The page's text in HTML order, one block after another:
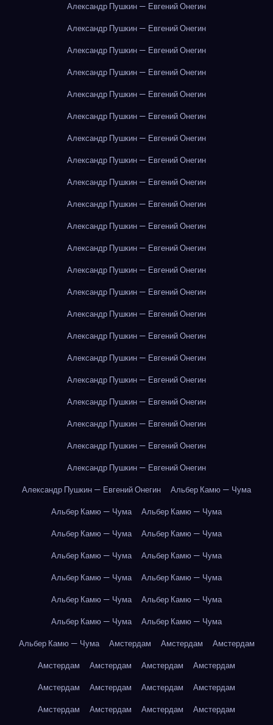
Александр Пушкин — Евгений Онегин
Александр Пушкин — Евгений Онегин
Александр Пушкин — Евгений Онегин
Александр Пушкин — Евгений Онегин
Александр Пушкин — Евгений Онегин
Александр Пушкин — Евгений Онегин
Александр Пушкин — Евгений Онегин
Александр Пушкин — Евгений Онегин
Александр Пушкин — Евгений Онегин
Александр Пушкин — Евгений Онегин
Александр Пушкин — Евгений Онегин
Александр Пушкин — Евгений Онегин
Александр Пушкин — Евгений Онегин
Александр Пушкин — Евгений Онегин
Александр Пушкин — Евгений Онегин
Александр Пушкин — Евгений Онегин
Александр Пушкин — Евгений Онегин
Александр Пушкин — Евгений Онегин
Александр Пушкин — Евгений Онегин
Александр Пушкин — Евгений Онегин
Александр Пушкин — Евгений Онегин
Александр Пушкин — Евгений Онегин
Александр Пушкин — Евгений Онегин
Альбер Камю — Чума
Альбер Камю — Чума
Альбер Камю — Чума
Альбер Камю — Чума
Альбер Камю — Чума
Альбер Камю — Чума
Альбер Камю — Чума
Альбер Камю — Чума
Альбер Камю — Чума
Альбер Камю — Чума
Альбер Камю — Чума
Альбер Камю — Чума
Альбер Камю — Чума
Альбер Камю — Чума
Амстердам Амстердам
Амстердам
Амстердам
Амстердам Амстердам
Амстердам
Амстердам
Амстердам Амстердам
Амстердам
Амстердам
Амстердам Амстердам
Амстердам